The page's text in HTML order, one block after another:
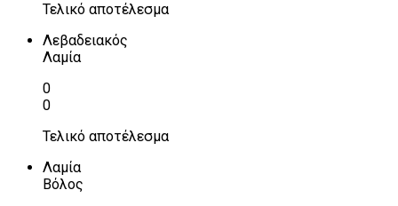
Τελικό αποτέλεσμα
Λεβαδειακός
Λαμία
0
0
Τελικό αποτέλεσμα
Λαμία
Βόλος